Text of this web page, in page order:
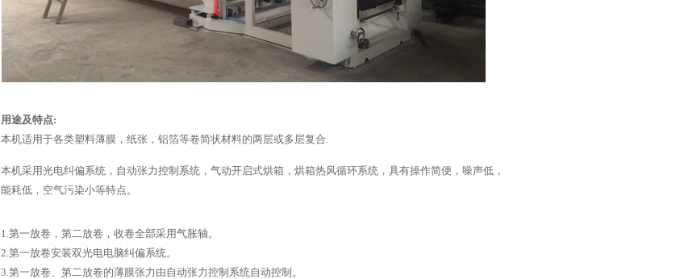
用途及特点:
本机适用于各类塑料薄膜，纸张，铝箔等卷简状材料的两层或多层复合.
本机采用光电纠偏系统，自动张力控制系统，气动开启式烘箱，烘箱热风循环系统，具有操作简便，噪声低，
能耗低，空气污染小等特点。
1.第一放卷，第二放卷，收卷全部采用气胀轴。
2.第一放卷安装双光电电脑纠偏系统。
3.第一放卷、第二放卷的薄膜张力由自动张力控制系统自动控制。